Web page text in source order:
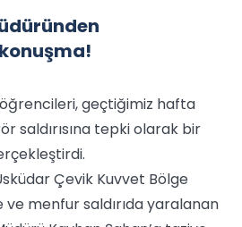
geçtiğimiz hafta
saldırısına tepki olarak bir
Çevik Kuvvet Bölge
menfur saldırıda yaralanan